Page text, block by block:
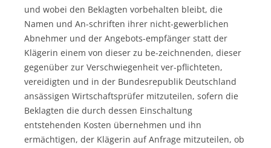
und wobei den Beklagten vorbehalten bleibt, die
Namen und An-schriften ihrer nicht-gewerblichen
Abnehmer und der Angebots-empfänger statt der
Klägerin einem von dieser zu be-zeichnenden, dieser
gegenüber zur Verschwiegenheit ver-pflichteten,
vereidigten und in der Bundesrepublik Deutschland
ansässigen Wirtschaftsprüfer mitzuteilen, sofern die
Beklagten die durch dessen Einschaltung
entstehenden Kosten übernehmen und ihn
ermächtigen, der Klägerin auf Anfrage mitzuteilen, ob